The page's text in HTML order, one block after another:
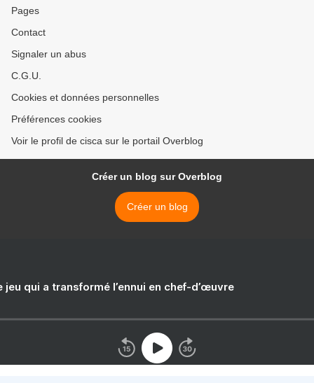
Pages
Contact
Signaler un abus
C.G.U.
Cookies et données personnelles
Préférences cookies
Voir le profil de cisca sur le portail Overblog
Créer un blog sur Overblog
Créer un blog
jeu qui a transformé l’ennui en chef-d’œuvre